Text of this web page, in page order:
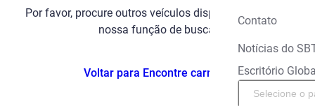
Contato
Notícias do
Escritório
Por favor, procure outros veículos disponíveis usando
nossa função de busca.
Voltar para Encontre carros